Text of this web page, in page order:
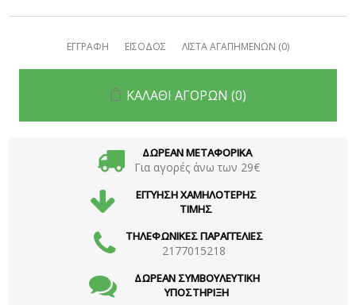
ΕΓΓΡΑΦΗ ΕΙΣΟΔΟΣ ΛΙΣΤΑ ΑΓΑΠΗΜΕΝΩΝ (0)
ΚΑΛΑΘΙ ΑΓΟΡΩΝ (0)
ΔΩΡΕΑΝ ΜΕΤΑΦΟΡΙΚΑ
Για αγορές άνω των 29€
ΕΓΓΥΗΣΗ ΧΑΜΗΛΟΤΕΡΗΣ
ΤΙΜΗΣ
ΤΗΛΕΦΩΝΙΚΕΣ ΠΑΡΑΓΓΕΛΙΕΣ
2177015218
ΔΩΡΕΑΝ ΣΥΜΒΟΥΛΕΥΤΙΚΗ
ΥΠΟΣΤΗΡΙΞΗ